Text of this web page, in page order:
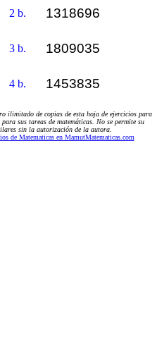
2 b. 1318696
3 b. 1809035
4 b. 1453835
ilimitado de copias de esta hoja de ejercicios para
sus tareas de matemáticas. No se permite su
sin la autorización de la autora.
de Matematicas en MamutMatematicas.com